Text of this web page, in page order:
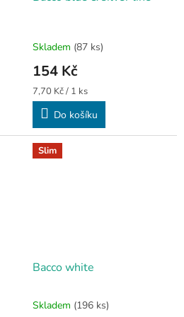
Skladem (87 ks)
154 Kč
Měrná
cena:
7,70 Kč / 1 ks
Do košíku
Slim
Bacco white
Průměrné
Skladem (196 ks)